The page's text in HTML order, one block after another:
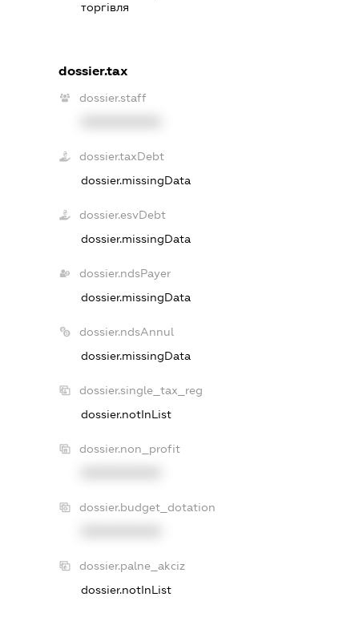
торгівля
dossier.tax
dossier.staff
dossier.taxDebt
dossier.missingData
dossier.esvDebt
dossier.missingData
dossier.ndsPayer
dossier.missingData
dossier.ndsAnnul
dossier.missingData
dossier.single_tax_reg
dossier.notInList
dossier.non_profit
dossier.budget_dotation
dossier.palne_akciz
dossier.notInList